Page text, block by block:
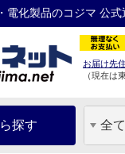
電化製品のコジマ 公式
お届け先
（現在は
探す 全